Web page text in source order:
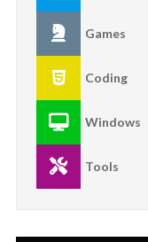
Games
Coding
Windows
Tools